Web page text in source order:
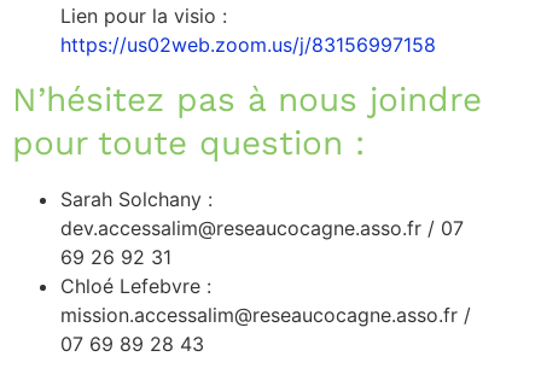
Lien pour la visio :
https://us02web.zoom.us/j/83156997158
N’hésitez pas à nous joindre
pour toute question :
Sarah Solchany :
dev.accessalim@reseaucocagne.asso.fr / 07
69 26 92 31
Chloé Lefebvre :
mission.accessalim@reseaucocagne.asso.fr /
07 69 89 28 43